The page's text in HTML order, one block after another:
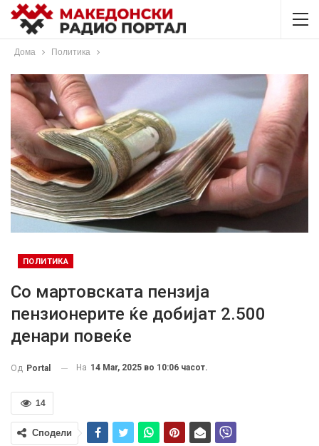
Дома Политика
ПОЛИТИКА
Со мартовската пензија
пензионерите ќе добијат 2.500
денари повеќе
Од Portal На 14 Mar, 2025 во 10:06 часот.
14
Сподели